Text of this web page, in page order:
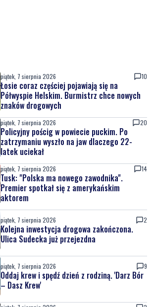
piątek, 7 sierpnia 2026
Policyjny pościg w powiecie puckim. Po
zatrzymaniu wyszło na jaw dlaczego 22-
latek uciekał
piątek, 7 sierpnia 2026
Tusk: "Polska ma nowego zawodnika".
Premier spotkał się z amerykańskim
aktorem
piątek, 7 sierpnia 2026
Kolejna inwestycja drogowa zakończona.
Ulica Sudecka już przejezdna
piątek, 7 sierpnia 2026
Oddaj krew i spędź dzień z rodziną. 'Darz Bór
piątek, 7 sierpnia 2026 2
Dziewięć nowych trolejbusów wyjechało na
ulice miasta. To inwestycja za ponad 28 mln
zł